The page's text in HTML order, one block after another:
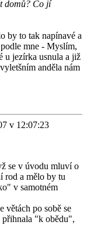
domů? Co jí
by to tak napínavé a
mne - Myslím,
u jezírka usnula a již
anděla nám
v 12:07:23
se v úvodu mluví o
rod a mělo by tu
v samotném
po sobě se
přihnala "k obědu",